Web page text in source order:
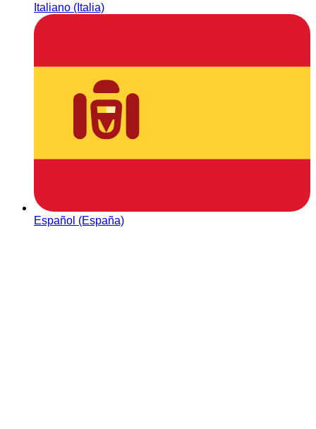
Italiano (Italia)
Español (España)